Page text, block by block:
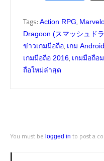
Tags: Action RPG,
Dragoon (スマッシュド
ข่าวเกมมือถือ, เกม Android
เกมมือถือ 2016, เกมมือถือ
ถือใหม่ล่าสุด
You must be logged in to post a